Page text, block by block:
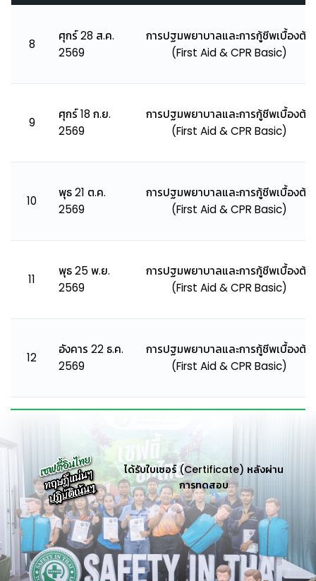
8
ศุกร์ 28 ส.ค.
2569
การปฐมพยาบาลและการกู้ชีพเบื้องต้น
(First Aid & CPR Basic)
9
ศุกร์ 18 ก.ย.
2569
การปฐมพยาบาลและการกู้ชีพเบื้องต้น
(First Aid & CPR Basic)
10
พุธ 21 ต.ค.
2569
การปฐมพยาบาลและการกู้ชีพเบื้องต้น
(First Aid & CPR Basic)
11
พุธ 25 พ.ย.
2569
การปฐมพยาบาลและการกู้ชีพเบื้องต้น
(First Aid & CPR Basic)
12
อังคาร 22 ธ.ค.
2569
การปฐมพยาบาลและการกู้ชีพเบื้องต้น
(First Aid & CPR Basic)
ได้รับใบเซอร์ (Certificate) หลังผ่าน
การทดสอบ